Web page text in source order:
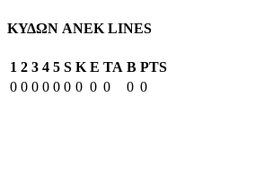
ΚΥΔΩΝ ANEK LINES
1 2 3 4 5 S K E TA B PTS
0 0 0 0 0 0 0 0 0 0 0